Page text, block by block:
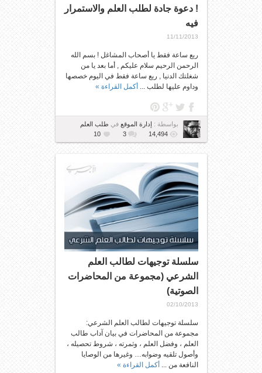
! دعوة جادة لطلب العلم والاستمرار
فيه
11/11/2013
ربع ساعة فقط يا أصحاب المشاغل ! بسم الله
الرحمن الرحيم سلام عليكم , أما بعد يا من
شغلتك الدنيا , ربع ساعة فقط في اليوم خصصها
وداوم عليها لطلب ... أكمل القراءة »
بواسطة : إدارة الموقعفي طلب العلم
14,494
3
10
سلسلة توجيهات لطالب العلم
الشرعي (مجموعة من المحاضرات
الصوتية)
02/10/2013
سلسلة توجيهات لطالب العلم الشرعي:
مجموعة من المحاضرات في بيان آداب طالب
العلم ، وفضل العلم ، وثمرته ، شروط تحصيله ،
وأصول تلقيه وضوابه… وغيرها من الوصايا
النافعة من ... أكمل القراءة »